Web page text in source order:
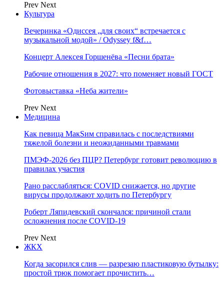
Prev Next
Культура
Вечеринка «Одиссея „для своих“ встречается с
музыкальной модой» / Odyssey f&f…
Концерт Алексея Горшенёва «Песни брата»
Рабочие отношения в 2027: что поменяет новый ГОСТ
Фотовыставка «Неба жители»
Prev Next
Медицина
Как певица МакSим справилась с последствиями
тяжелой болезни и неожиданными травмами
ПМЭФ-2026 без ПЦР? Петербург готовит революцию в
правилах участия
Рано расслабляться: COVID снижается, но другие
вирусы продолжают ходить по Петербургу
Роберт Ляпидевский скончался: причиной стали
осложнения после COVID-19
Prev Next
ЖКХ
Когда засорился слив — разрезаю пластиковую бутылку:
простой трюк помогает прочистить…